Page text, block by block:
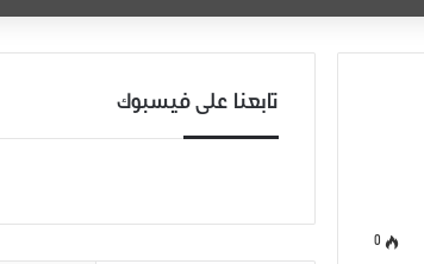
0
تابعنا على فيسبوك